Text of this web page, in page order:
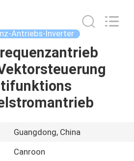
Antriebs-Inverter
Guangdong, China
Canroon